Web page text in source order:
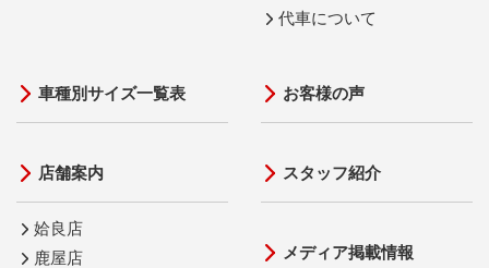
代車について
車種別サイズ一覧表
店舗案内
姶良店
鹿屋店
お客様の声
スタッフ紹介
メディア掲載情報